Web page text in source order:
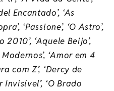
Encantado’, ‘As
‘Passione’, ‘O Astro’,
2010’, ‘Aquele Beijo’,
‘Amor em 4
com Z’, ‘Dercy de
Invisível’, ‘O Brado